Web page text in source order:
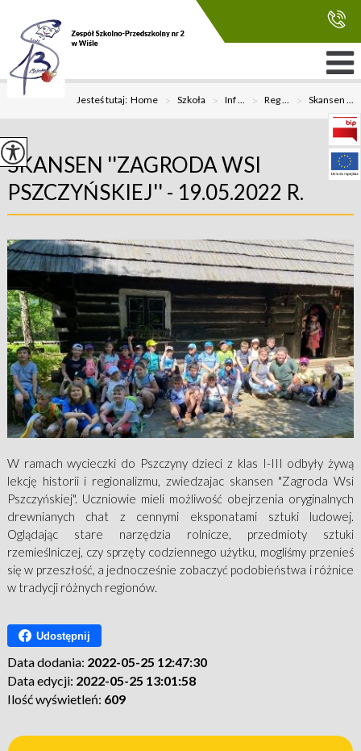
Jesteś tutaj:Home > Szkoła > Inf ... > Reg ... > Skansen ...
SKANSEN ''ZAGRODA WSI
PSZCZYŃSKIEJ'' - 19.05.2022 R.
W ramach wycieczki do Pszczyny dzieci z klas I-III odbyły żywą
lekcję historii i regionalizmu, zwiedzajac skansen "Zagroda Wsi
Pszczyńskiej". Uczniowie mieli możliwość obejrzenia oryginalnych
drewnianych chat z cennymi eksponatami sztuki ludowej.
Oglądając stare narzędzia rolnicze, przedmioty sztuki
rzemieślniczej, czy sprzęty codziennego użytku, mogliśmy przenieś
się w przeszłość, a jednocześnie zobaczyć podobieństwa i różnice
w tradycji różnych regionów.
Udostępnij
Data dodania: 2022-05-25 12:47:30
Data edycji: 2022-05-25 13:01:58
Ilość wyświetleń: 609